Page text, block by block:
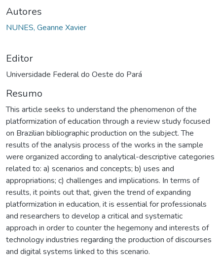
Autores
NUNES, Geanne Xavier
Editor
Universidade Federal do Oeste do Pará
Resumo
This article seeks to understand the phenomenon of the
platformization of education through a review study focused
on Brazilian bibliographic production on the subject. The
results of the analysis process of the works in the sample
were organized according to analytical-descriptive categories
related to: a) scenarios and concepts; b) uses and
appropriations; c) challenges and implications. In terms of
results, it points out that, given the trend of expanding
platformization in education, it is essential for professionals
and researchers to develop a critical and systematic
approach in order to counter the hegemony and interests of
technology industries regarding the production of discourses
and digital systems linked to this scenario.